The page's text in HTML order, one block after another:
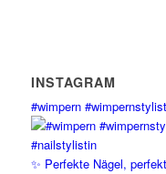
INSTAGRAM
#wimpern
✨ Perfekte Nägel,